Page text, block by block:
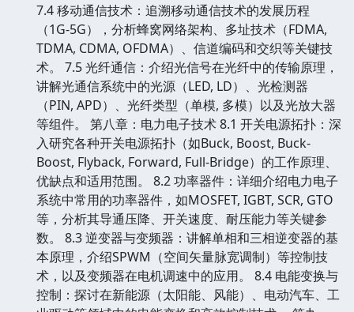
7.4 移动通信技术：追溯移动通信技术的发展历程
（1G-5G），分析蜂窝网络架构、多址技术（FDMA,
TDMA, CDMA, OFDMA）、信道编码和交织等关键技
术。 7.5 光纤通信：介绍光信号在光纤中的传输原理，
讲解光通信系统中的光源（LED, LD）、光检测器
（PIN, APD）、光纤类型（单模, 多模）以及光放大器
等组件。 第八章：电力电子技术 8.1 开关电源拓扑：深
入研究各种开关电源拓扑（如Buck, Boost, Buck-
Boost, Flyback, Forward, Full-Bridge）的工作原理、
优缺点和适用范围。 8.2 功率器件：详细介绍电力电子
系统中常用的功率器件，如MOSFET, IGBT, SCR, GTO
等，分析其导通压降、开关速度、耐压能力等关键参
数。 8.3 逆变器与变频器：讲解单相和三相逆变器的基
本原理，介绍SPWM（空间矢量脉宽调制）等控制技
术，以及变频器在电机调速中的应用。 8.4 电能变换与
控制：探讨在新能源（太阳能、风能）、电动汽车、工